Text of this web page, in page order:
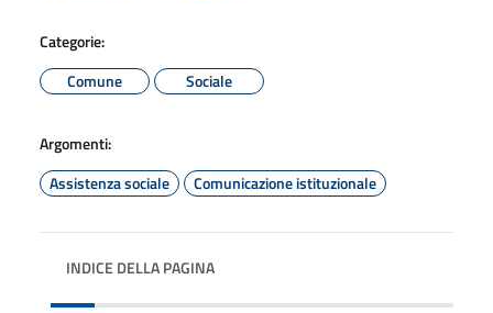
Categorie:
Comune
Sociale
Argomenti:
Assistenza sociale
Comunicazione istituzionale
INDICE DELLA PAGINA